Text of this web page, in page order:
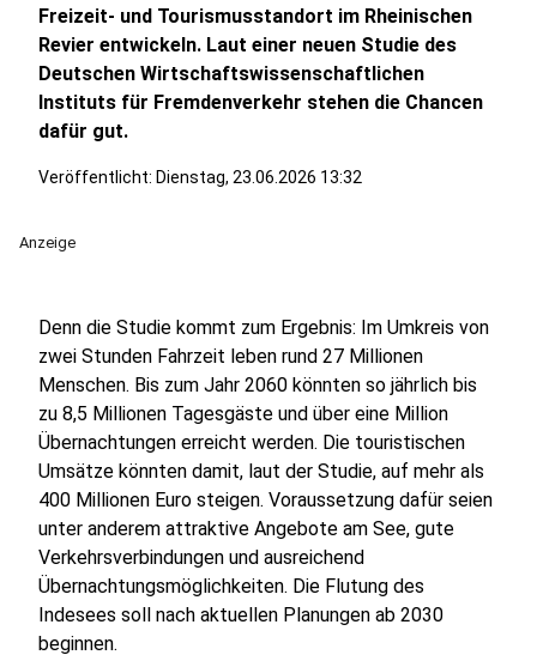
Freizeit- und Tourismusstandort im Rheinischen
Revier entwickeln. Laut einer neuen Studie des
Deutschen Wirtschaftswissenschaftlichen
Instituts für Fremdenverkehr stehen die Chancen
dafür gut.
Veröffentlicht: Dienstag, 23.06.2026 13:32
Anzeige
Denn die Studie kommt zum Ergebnis: Im Umkreis von
zwei Stunden Fahrzeit leben rund 27 Millionen
Menschen. Bis zum Jahr 2060 könnten so jährlich bis
zu 8,5 Millionen Tagesgäste und über eine Million
Übernachtungen erreicht werden. Die touristischen
Umsätze könnten damit, laut der Studie, auf mehr als
400 Millionen Euro steigen. Voraussetzung dafür seien
unter anderem attraktive Angebote am See, gute
Verkehrsverbindungen und ausreichend
Übernachtungsmöglichkeiten. Die Flutung des
Indesees soll nach aktuellen Planungen ab 2030
beginnen.